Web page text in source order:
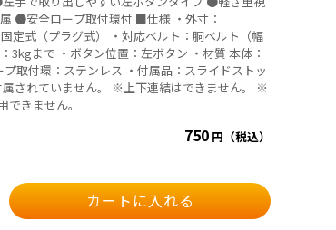
プ取付環付 ■仕様 ・外寸：
定式（プラグ式） ・対応ベルト：胴ベルト（幅
3kgまで ・ボタン位置：左ボタン ・材質 本体：
取付環：ステンレス ・付属品：スライドストッ
されていません。 ※上下連結はできません。 ※
きません。
750 円（税込）